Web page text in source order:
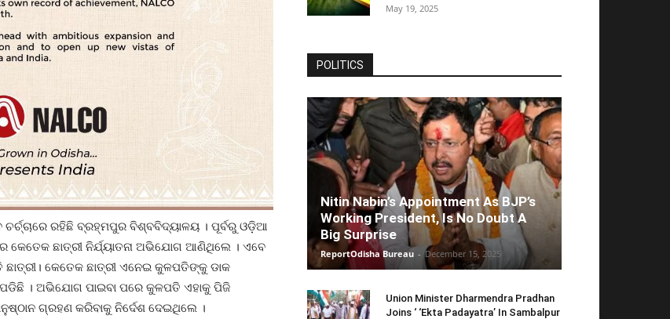
ରହିଛି ବ୍ରହ୍ମପୁର ବିଶ୍ବବିଦ୍ୟାଳୟ । ପୂର୍ବରୁ ଓଡ଼ିଆ
କେତେକ ଛାତ୍ରୀ ନିର୍ଯ୍ୟାତନା ଅଭିଯୋଗ ଆଣିଥିଲେ । ଏବେ
କେତେକ ଛାତ୍ରୀ ଏନେଇ କୁଳପତିଙ୍କୁ ଡାକ
। ଅଭିଯୋଗ ପାଇବା ପରେ କୁଳପତି ଏହାକୁ ପିଜି
ଗ୍ରହଣ କରିବାକୁ ନିର୍ଦେଶ ଦେଇଥିଲେ ।
May 19, 2025
POLITICS
Nitin Nabin’s Appointment As BJP’s
Working President, Is No Doubt A
Big Surprise
ReportOdisha Bureau - December 15, 2025
Union Minister Dharmendra Pradhan
Joins ‘ ‘Ekta Padayatra’ In Sambalpur